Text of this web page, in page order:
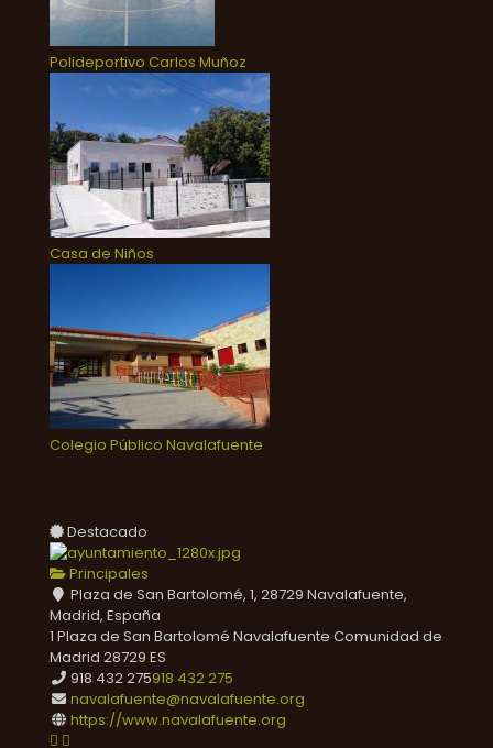
Polideportivo Carlos Muñoz
Casa de Niños
Colegio Público Navalafuente
Destacado
Principales
Plaza de San Bartolomé, 1, 28729 Navalafuente,
Madrid, España
1 Plaza de San Bartolomé Navalafuente Comunidad de
Madrid 28729 ES
918 432 275918 432 275
navalafuente@navalafuente.org
https://www.navalafuente.org